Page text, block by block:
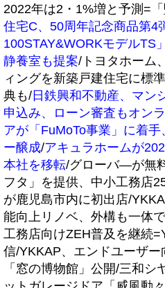
2022年は2・1%増と予測=
住宅C、50周年記念商品第4
100STAY&WORKモデルTS
静養室も提案/トヨタホーム
ィングを新築戸建住宅に標
典も/ 日鉄興和不動産、マン
申込み、ローン審査もオン
アが「FuMoTo事業」に着
ー醸成/アキュラホームが
本社を移転/グローバ―が無
フタ」を提供、中小工務店
が鹿児島市内に初出店/
能向上リノベ、外構も一体
工務店向けZEH普及を継続
信/YKKAP、エンドユーザ
「窓の博物館」公開/三和シ